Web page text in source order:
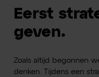
Eerst
geven.
Zoals altijd begonnen
denken. Tijdens een